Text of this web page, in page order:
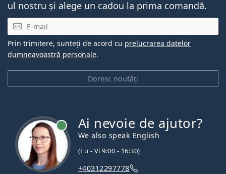
ul nostru și alege un cadou la prima comandă.
E-mail
Doresc noutăți
Prin trimitere, sunteți de acord cu prelucrarea datelor
dumneavoastră personale.
Ai nevoie de ajutor?
We also speak English
(Lu - Vi 9:00 - 16:30)
+40312297778